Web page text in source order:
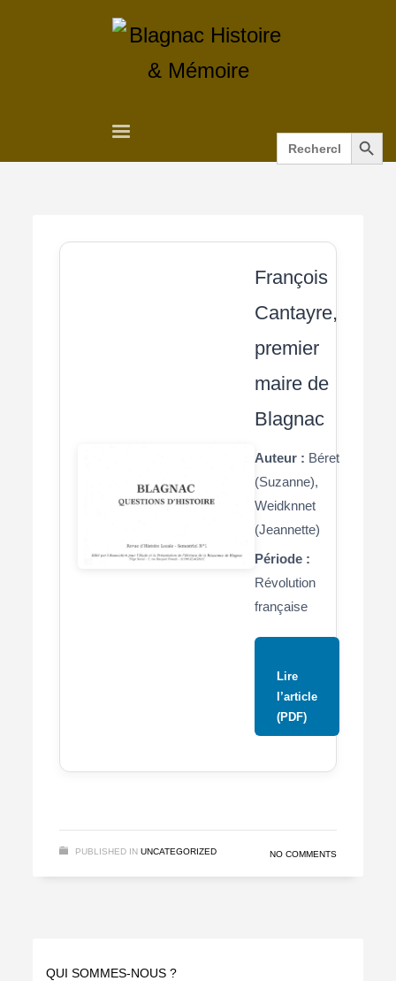
Search
for:
Search Button
François
Cantayre,
premier
maire de
Blagnac
Auteur : Béret
(Suzanne),
Weidknnet
(Jeannette)
Période :
Révolution
française
Lire
l’article
(PDF)
PUBLISHED IN UNCATEGORIZED NO COMMENTS
QUI SOMMES-NOUS ?